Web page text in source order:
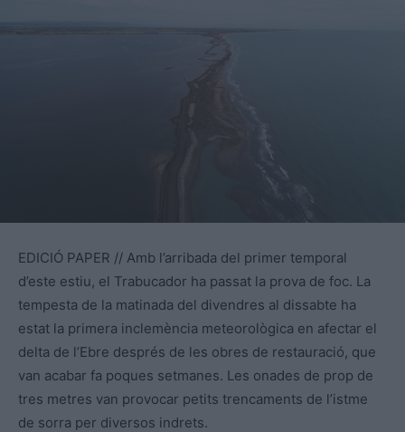
EDICIÓ PAPER // Amb l’arribada del primer temporal
d’este estiu, el Trabucador ha passat la prova de foc. La
tempesta de la matinada del divendres al dissabte ha
estat la primera inclemència meteorològica en afectar el
delta de l’Ebre després de les obres de restauració, que
van acabar fa poques setmanes. Les onades de prop de
tres metres van provocar petits trencaments de l’istme
de sorra per diversos indrets.